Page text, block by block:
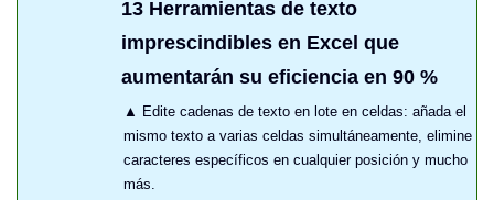
13 Herramientas de texto
imprescindibles en Excel que
aumentarán su eficiencia en 90 %
▲ Edite cadenas de texto en lote en celdas: añada el
mismo texto a varias celdas simultáneamente, elimine
caracteres específicos en cualquier posición y mucho
más.